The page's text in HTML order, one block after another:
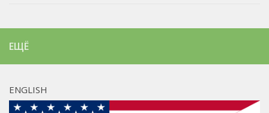
ЕЩЁ
ENGLISH